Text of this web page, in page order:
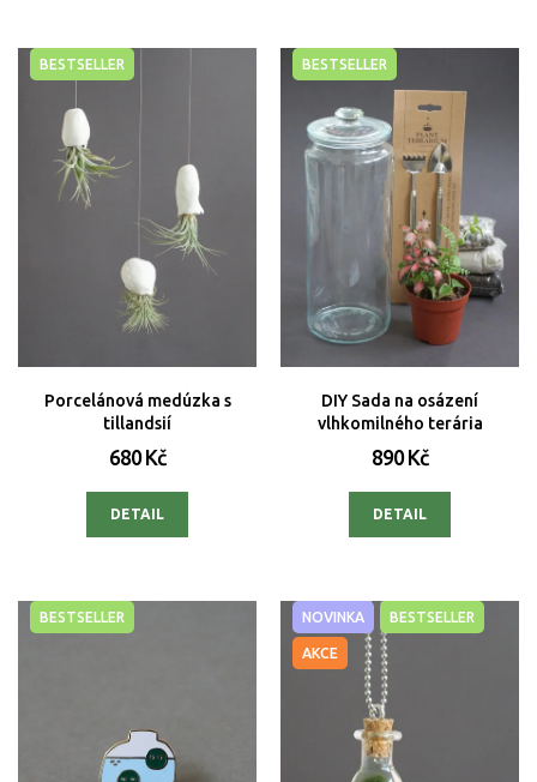
BESTSELLER
Porcelánová medúzka s
tillandsií
680 Kč
DETAIL
BESTSELLER
DIY Sada na osázení
vlhkomilného terária
890 Kč
DETAIL
BESTSELLER NOVINKA BESTSELLER
AKCE